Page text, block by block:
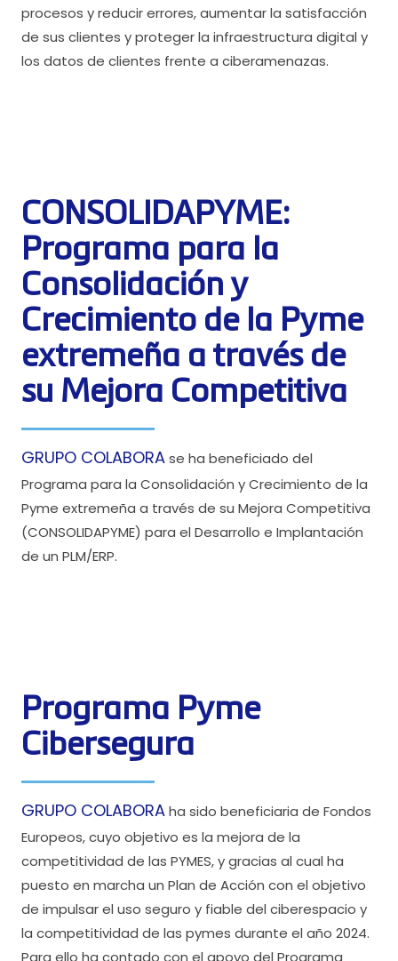
procesos y reducir errores, aumentar la satisfacción
de sus clientes y proteger la infraestructura digital y
los datos de clientes frente a ciberamenazas.
CONSOLIDAPYME:
Programa para la
Consolidación y
Crecimiento de la Pyme
extremeña a través de
su Mejora Competitiva
GRUPO COLABORAse ha beneficiado del
Programa para la Consolidación y Crecimiento de la
Pyme extremeña a través de su Mejora Competitiva
(CONSOLIDAPYME) para el Desarrollo e Implantación
de un PLM/ERP.
Programa Pyme
Cibersegura
GRUPO COLABORAha sido beneficiaria de Fondos
Europeos, cuyo objetivo es la mejora de la
competitividad de las PYMES, y gracias al cual ha
puesto en marcha un Plan de Acción con el objetivo
de impulsar el uso seguro y fiable del ciberespacio y
la competitividad de las pymes durante el año 2024.
Para ello ha contado con el apoyo del Programa